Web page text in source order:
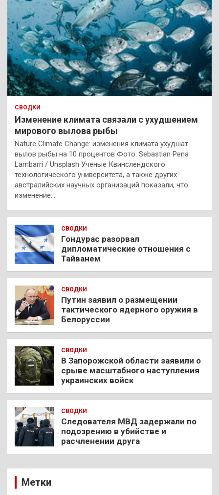
СВОДКИ
Изменение климата связали с ухудшением
мирового вылова рыбы
Nature Climate Change: изменения климата ухудшат
вылов рыбы на 10 процентов Фото: Sebastian Pena
Lambarri / Unsplash Ученые Квинслендского
технологического университета, а также других
австралийских научных организаций показали, что
изменение…
СВОДКИ
Гондурас разорвал
дипломатические отношения с
Тайванем
СВОДКИ
Путин заявил о размещении
тактического ядерного оружия в
Белоруссии
СВОДКИ
В Запорожской области заявили о
срыве масштабного наступления
украинских войск
СВОДКИ
Следователя МВД задержали по
подозрению в убийстве и
расчленении друга
Метки